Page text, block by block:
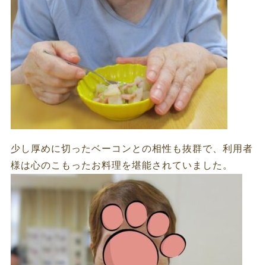
少し厚めに切ったベーコンとの相性も抜群で、利用者
様は心のこもったお料理を堪能されていました。